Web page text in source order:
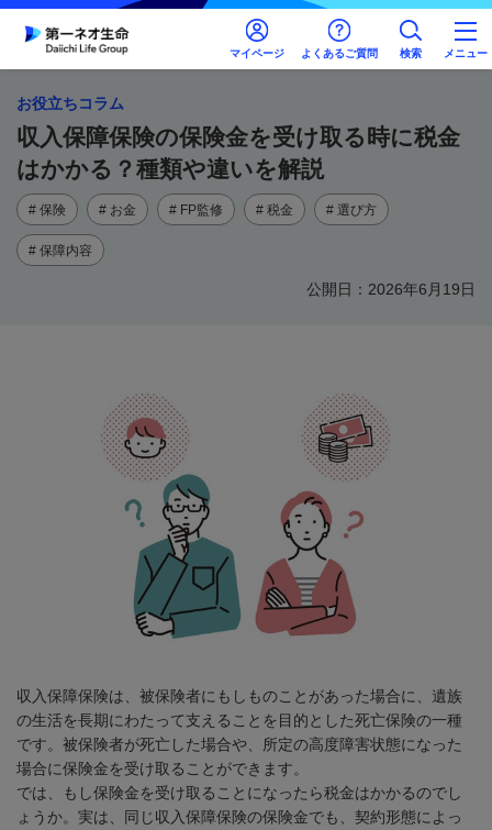
マイページ よくあるご質問 検索 メニュー
お役立ちコラム
収入保障保険の保険金を受け取る時に税金
はかかる？種類や違いを解説
# 保険 # お金 # FP監修 # 税金 # 選び方
# 保障内容
公開日：2026年6月19日
収入保障保険は、被保険者にもしものことがあった場合に、遺族
の生活を長期にわたって支えることを目的とした死亡保険の一種
です。被保険者が死亡した場合や、所定の高度障害状態になった
場合に保険金を受け取ることができます。
では、もし保険金を受け取ることになったら税金はかかるのでし
ょうか。実は、同じ収入保障保険の保険金でも、契約形態によっ